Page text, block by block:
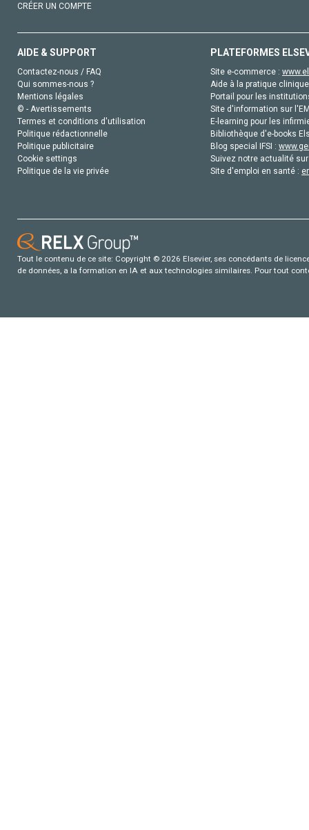
CRÉER UN COMPTE
AIDE & SUPPORT
Contactez-nous / FAQ
Qui sommes-nous ?
Mentions légales
© - Avertissements
Termes et conditions d'utilisation
Politique rédactionnelle
Politique publicitaire
Cookie settings
Politique de la vie privée
PLATEFORMES
Site e-commerce :
Aide à la pratique
Portail pour les
Site d'information sur
E-learning pour les
Bibliothèque d'e-books
Blog special IFSI :
Suivez notre actualité
Site d'emploi en santé :
Tout le contenu de ce site: Copyright © 2026 Elsevier, ses concédants de
de données, a la formation en IA et aux technologies similaires. Pour tout